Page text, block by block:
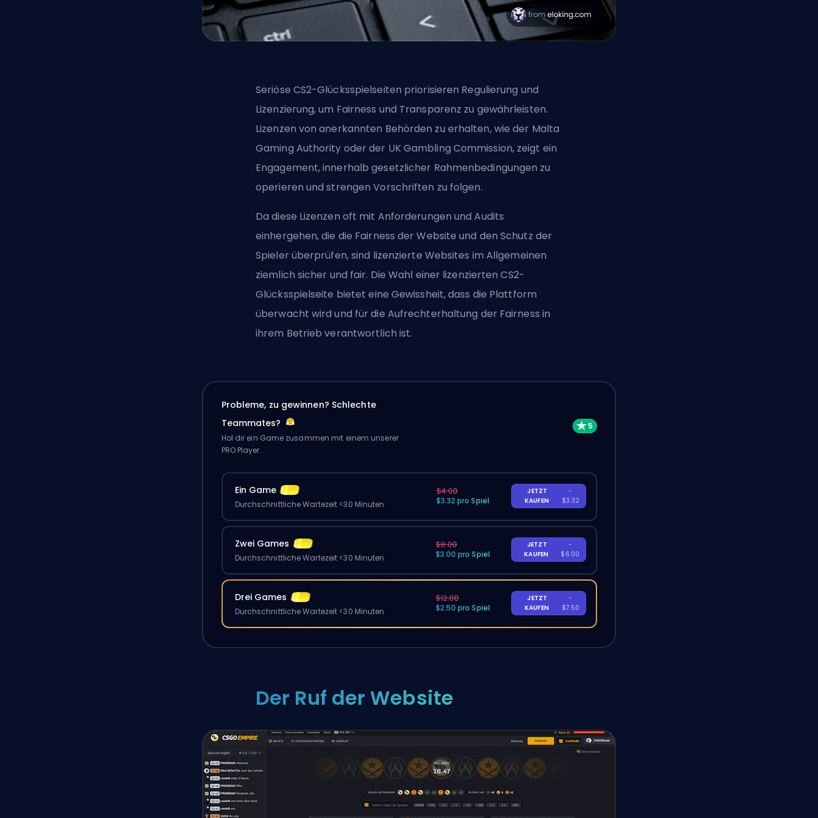
Seriöse CS2-Glücksspielseiten priorisieren Regulierung und
Lizenzierung, um Fairness und Transparenz zu gewährleisten.
Lizenzen von anerkannten Behörden zu erhalten, wie der Malta
Gaming Authority oder der UK Gambling Commission, zeigt ein
Engagement, innerhalb gesetzlicher Rahmenbedingungen zu
operieren und strengen Vorschriften zu folgen.
Da diese Lizenzen oft mit Anforderungen und Audits
einhergehen, die die Fairness der Website und den Schutz der
Spieler überprüfen, sind lizenzierte Websites im Allgemeinen
ziemlich sicher und fair. Die Wahl einer lizenzierten CS2-
Glücksspielseite bietet eine Gewissheit, dass die Plattform
überwacht wird und für die Aufrechterhaltung der Fairness in
ihrem Betrieb verantwortlich ist.
Probleme, zu gewinnen? Schlechte
Teammates?
Hol dir ein Game zusammen mit einem unserer
PRO Player.
Ein Game
Durchschnittliche Wartezeit <30 Minuten
$4.00
$3.32 pro Spiel
JETZT
KAUFEN
-
$3.32
Zwei Games
Durchschnittliche Wartezeit <30 Minuten
$8.00
$3.00 pro Spiel
JETZT
KAUFEN
-
$6.00
Drei Games
Durchschnittliche Wartezeit <30 Minuten
$12.00
$2.50 pro Spiel
JETZT
KAUFEN
-
$7.50
Der Ruf der Website